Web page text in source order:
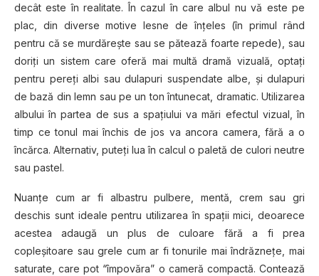
decât este în realitate. În cazul în care albul nu vă este pe
plac, din diverse motive lesne de înţeles (în primul rând
pentru că se murdăreşte sau se pătează foarte repede), sau
doriţi un sistem care oferă mai multă dramă vizuală, optaţi
pentru pereți albi sau dulapuri suspendate albe, și dulapuri
de bază din lemn sau pe un ton întunecat, dramatic. Utilizarea
albului în partea de sus a spaţiului va mări efectul vizual, în
timp ce tonul mai închis de jos va ancora camera, fără a o
încărca. Alternativ, puteţi lua în calcul o paletă de culori neutre
sau pastel.
Nuanţe cum ar fi albastru pulbere, mentă, crem sau gri
deschis sunt ideale pentru utilizarea în spații mici, deoarece
acestea adaugă un plus de culoare fără a fi prea
copleşitoare sau grele cum ar fi tonurile mai îndrăznețe, mai
saturate, care pot “împovăra” o cameră compactă. Contează